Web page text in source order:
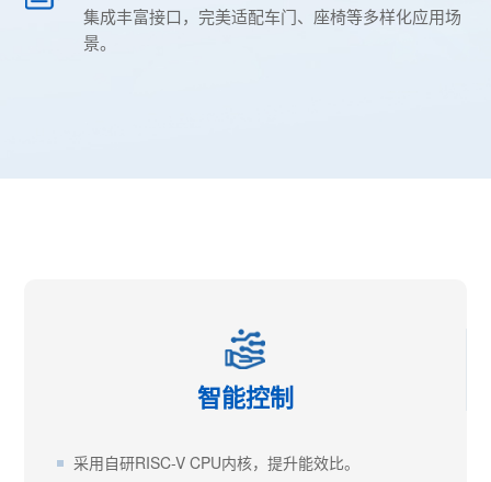
集成丰富接口，完美适配车门、座椅等多样化应用场
景。
智能控制
采用自研RISC-V CPU内核，提升能效比。